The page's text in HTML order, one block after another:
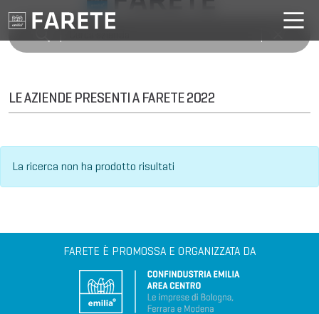
LE AZIENDE PRESENTI A FARETE 2022
La ricerca non ha prodotto risultati
FARETE È PROMOSSA E ORGANIZZATA DA